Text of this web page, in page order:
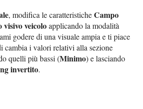
, modifica le caratteristicheCampo
visivo veicoloapplicando la modalità
godere di una visuale ampia e ti piace
cambia i valori relativi alla sezione
quelli più bassi (Minimo) e lasciando
invertito.